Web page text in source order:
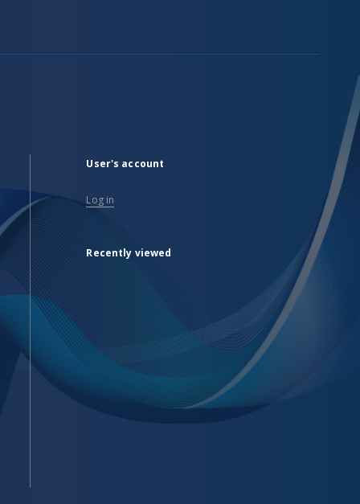
User's account
Log in
Recently viewed